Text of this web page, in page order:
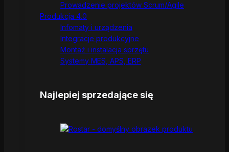
Prowadzenie projektów Scrum/Agile
Produkcja 4.0
Infomaty i urządzenia
Integracje produkcyjne
Montaż i instalacja sprzętu
Systemy MES, APS, ERP
Najlepiej sprzedające się